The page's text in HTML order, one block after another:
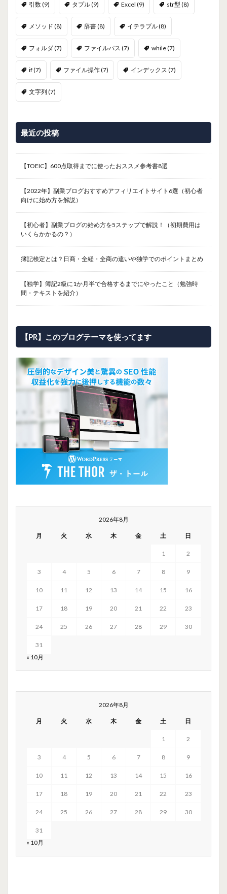
引数(9) タプル(9) Excel (9) str型 (8)
メソッド (8) 辞書(8) イテラブル(8)
フォルダ(7) ファイルパス (7) while(7)
if(7) ファイル操作(7) インデックス (7)
文字列 (7)
最近の投稿
【TOEIC】600点取得までに使ったおススメ参考書8選
【2022年】副業ブログおすすめアフィリエイトサイト6選（初心者
向けに始め方を解説）
【初心者】副業ブログの始め方を5ステップで解説！（初期費用は
いくらかかるの？）
簿記検定とは？日商・全経・全商の違いや独学でのポイントまとめ
【独学】簿記2級に1か月半で合格するまでにやったこと（勉強時
間・テキストを紹介）
【PR】このブログテーマを使ってます
2026年8月
月 火 水 木 金 土 日
1 2
3 4 5 6 7 8 9
10 11 12 13 14 15 16
17 18 19 20 21 22 23
24 25 26 27 28 29 30
31
« 10月
2026年8月
月 火 水 木 金 土 日
1 2
3 4 5 6 7 8 9
10 11 12 13 14 15 16
17 18 19 20 21 22 23
24 25 26 27 28 29 30
31
« 10月